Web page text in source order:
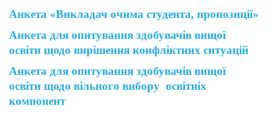
Анкета «Викладач очима студента, пропозиції»
Анкета для опитування здобувачів вищої
освіти щодо вирішення конфліктних ситуацій
Анкета для опитування здобувачів вищої
освіти щодо вільного вибору освітніх
компонент